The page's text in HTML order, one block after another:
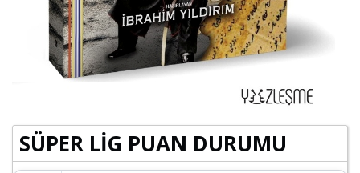
SÜPER LİG PUAN DURUMU